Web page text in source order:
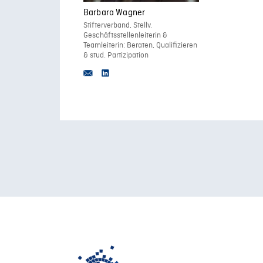
Barbara Wagner
Stifterverband, Stellv.
Geschäftsstellenleiterin &
Teamleiterin: Beraten, Qualifizieren
& stud. Partizipation